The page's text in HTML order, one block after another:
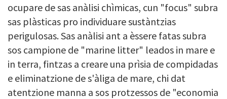
ocupare de sas anàlisi chìmicas, cun "focus" subra
sas plàsticas pro individuare sustàntzias
perigulosas. Sas anàlisi ant a èssere fatas subra
sos campione de "marine litter" leados in mare e
in terra, fintzas a creare una prìsia de compidadas
e eliminatzione de s'àliga de mare, chi dat
atentzione manna a sos protzessos de "economia